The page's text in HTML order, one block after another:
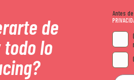
de
lo
Antes